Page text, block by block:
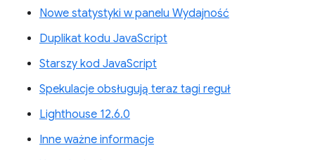
Nowe statystyki w panelu Wydajność
Duplikat kodu JavaScript
Starszy kod JavaScript
Spekulacje obsługują teraz tagi reguł
Lighthouse 12.6.0
Inne ważne informacje